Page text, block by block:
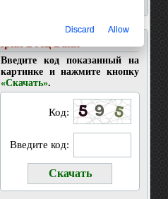
Введите код показанный на
картинке и нажмите кнопку
«Скачать».
Код:
Введите код:
Discard Allow